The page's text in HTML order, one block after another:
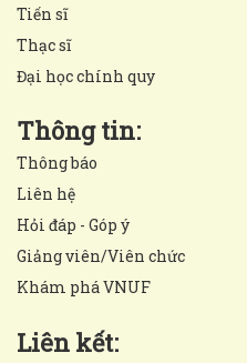
Tiến sĩ
Thạc sĩ
Đại học chính quy
Thông tin:
Thông báo
Liên hệ
Hỏi đáp - Góp ý
Giảng viên/Viên chức
Khám phá VNUF
Liên kết: